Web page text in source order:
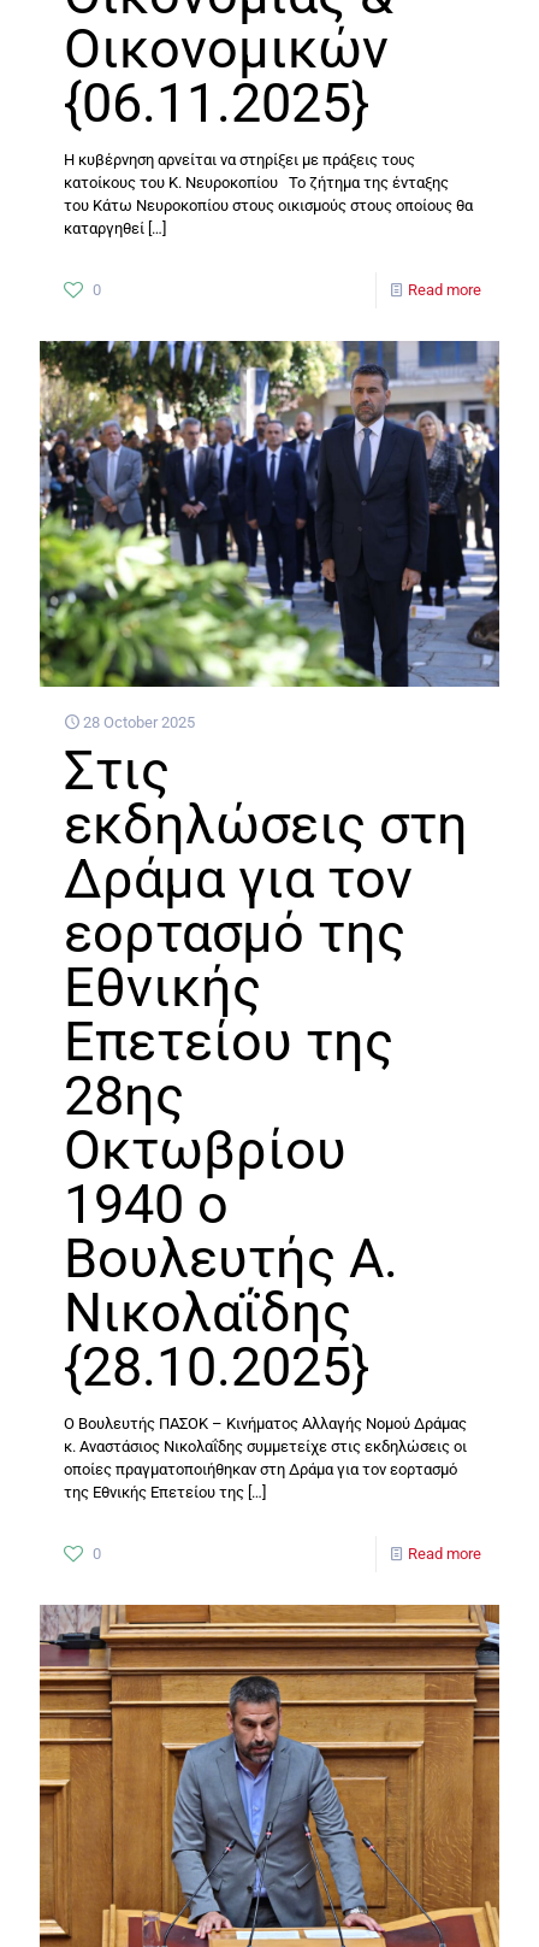
Οικονομικών
{06.11.2025}
Η κυβέρνηση αρνείται να στηρίξει με πράξεις τους
κατοίκους του Κ. Νευροκοπίου Το ζήτημα της ένταξης
του Κάτω Νευροκοπίου στους οικισμούς στους οποίους θα
καταργηθεί […]
0 Read more
28 October 2025
Στις
εκδηλώσεις στη
Δράμα για τον
εορτασμό της
Εθνικής
Επετείου της
28ης
Οκτωβρίου
1940 ο
Βουλευτής Α.
Νικολαΐδης
{28.10.2025}
Ο Βουλευτής ΠΑΣΟΚ – Κινήματος Αλλαγής Νομού Δράμας
κ. Αναστάσιος Νικολαΐδης συμμετείχε στις εκδηλώσεις οι
οποίες πραγματοποιήθηκαν στη Δράμα για τον εορτασμό
της Εθνικής Επετείου της […]
0 Read more